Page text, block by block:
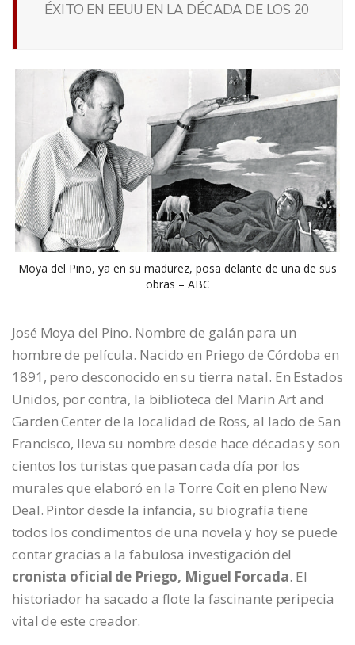
ÉXITO EN EEUU EN LA DÉCADA DE LOS 20
Moya del Pino, ya en su madurez, posa delante de una de sus
obras – ABC
José Moya del Pino. Nombre de galán para un
hombre de película. Nacido en Priego de Córdoba en
1891, pero desconocido en su tierra natal. En Estados
Unidos, por contra, la biblioteca del Marin Art and
Garden Center de la localidad de Ross, al lado de San
Francisco, lleva su nombre desde hace décadas y son
cientos los turistas que pasan cada día por los
murales que elaboró en la Torre Coit en pleno New
Deal. Pintor desde la infancia, su biografía tiene
todos los condimentos de una novela y hoy se puede
contar gracias a la fabulosa investigación del
cronista oficial de Priego, Miguel Forcada. El
historiador ha sacado a flote la fascinante peripecia
vital de este creador.